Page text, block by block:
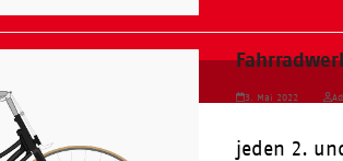
3. Mai 2022
jeden 2.